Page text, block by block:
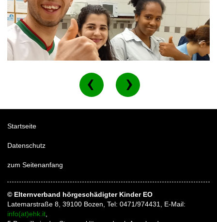
Startseite
Datenschutz
zum Seitenanfang
© Elternverband hörgeschädigter Kinder EO
Latemarstraße 8, 39100 Bozen, Tel: 0471/974431, E-Mail:
info(at)ehk.it